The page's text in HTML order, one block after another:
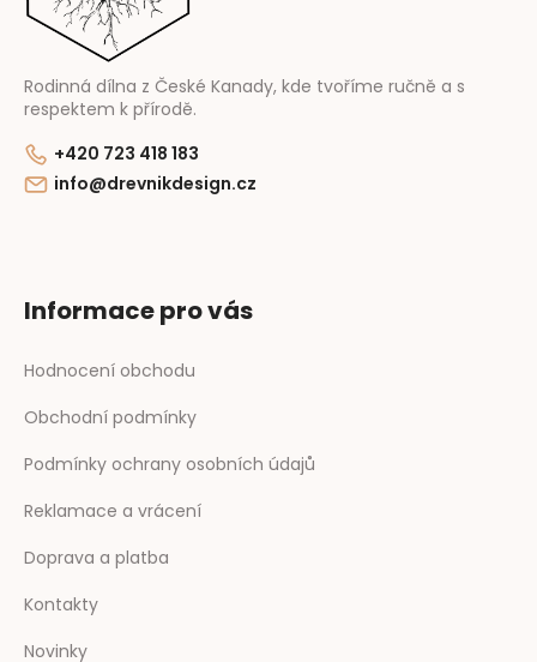
Rodinná dílna z České Kanady, kde tvoříme ručně a s
respektem k přírodě.
+420 723 418 183
info@drevnikdesign.cz
Informace pro vás
Hodnocení obchodu
Obchodní podmínky
Podmínky ochrany osobních údajů
Reklamace a vrácení
Doprava a platba
Kontakty
Novinky